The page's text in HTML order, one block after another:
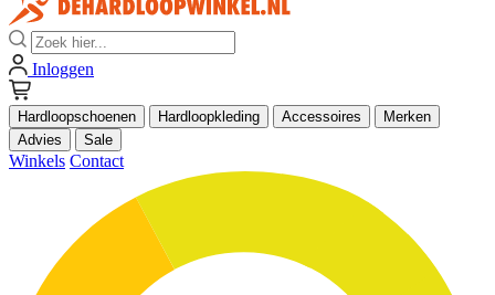
Zoek
Inloggen
Hardloopschoenen Hardloopkleding Accessoires
Merken
Advies
Sale
Winkels Contact